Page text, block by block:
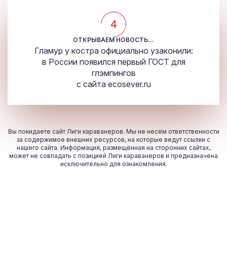
4
ОТКРЫВАЕМ НОВОСТЬ...
Гламур у костра официально узаконили:
в России появился первый ГОСТ для
глэмпингов
с сайта ecosever.ru
Вы покидаете сайт Лиги караванеров. Мы не несём ответственности
за содержимое внешних ресурсов, на которые ведут ссылки с
нашего сайта. Информация, размещённая на сторонних сайтах,
может не совпадать с позицией Лиги караванеров и предназначена
исключительно для ознакомления.